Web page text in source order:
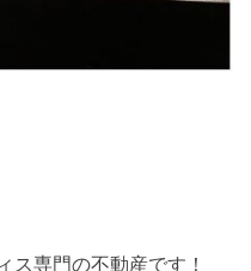
専門の不動産です！